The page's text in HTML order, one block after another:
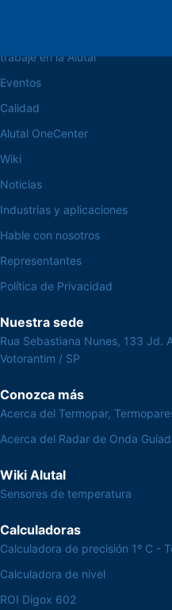
trabaje en la Alutal
Eventos
Calidad
Alutal OneCenter
Wiki
Noticias
Industrias y aplicaciones
Hable con nosotros
Representantes
Política de Privacidad
Nuestra sede
Rua Sebastiana Nunes, 133 Jd.
Votorantim / SP
Conozca más
Acerca del Termopar,
Acerca del Radar de Onda
Wiki Alutal
Sensores de temperatura
Calculadoras
Calculadora de precisión 1º C -
Calculadora de nivel
ROI Digox 602